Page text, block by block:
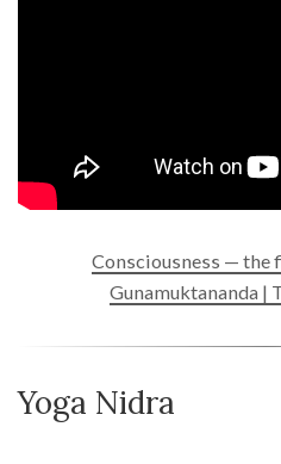
Consciousness — the
Gunamuktananda |
Yoga Nidra